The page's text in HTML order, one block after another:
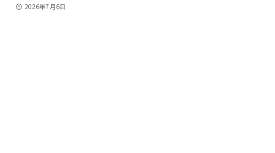
2026年7月6日